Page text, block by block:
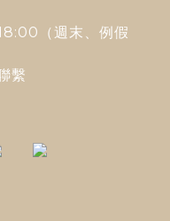
（週末、例假
繫